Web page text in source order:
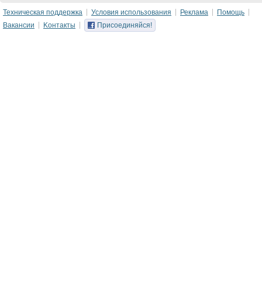
Техническая поддержка Условия использования Реклама
Помощь
Вакансии
Kонтакты Присоединяйся!